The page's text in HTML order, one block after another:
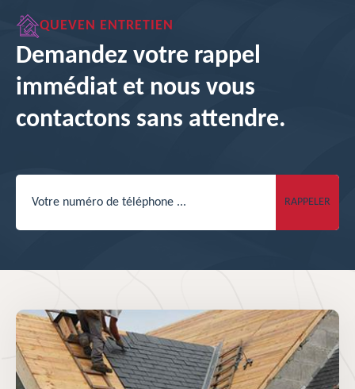
QUEVEN ENTRETIEN
Demandez votre rappel
immédiat et nous vous
contactons sans attendre.